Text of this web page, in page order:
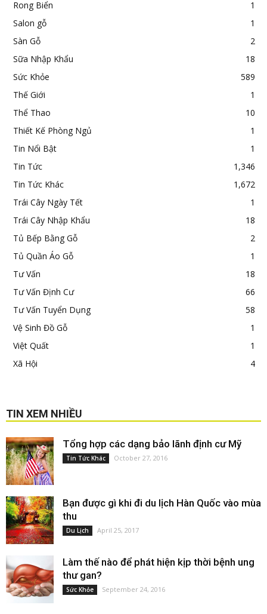
Rong Biển
1
Salon gỗ
1
Sàn Gỗ
2
Sữa Nhập Khẩu
18
Sức Khỏe
589
Thế Giới
1
Thể Thao
10
Thiết Kế Phòng Ngủ
1
Tin Nổi Bật
1
Tin Tức
1,346
Tin Tức Khác
1,672
Trái Cây Ngày Tết
1
Trái Cây Nhập Khẩu
18
Tủ Bếp Bằng Gỗ
2
Tủ Quần Áo Gỗ
1
Tư Vấn
18
Tư Vấn Định Cư
66
Tư Vấn Tuyển Dụng
58
Vệ Sinh Đồ Gỗ
1
Việt Quất
1
Xã Hội
4
TIN XEM NHIỀU
Tổng hợp các dạng bảo lãnh định cư Mỹ
Tin Tức Khác October 27, 2016
Bạn được gì khi đi du lịch Hàn Quốc vào mùa
thu
Du Lịch April 25, 2017
Làm thế nào để phát hiện kịp thời bệnh ung
thư gan?
Sức Khỏe September 24, 2016